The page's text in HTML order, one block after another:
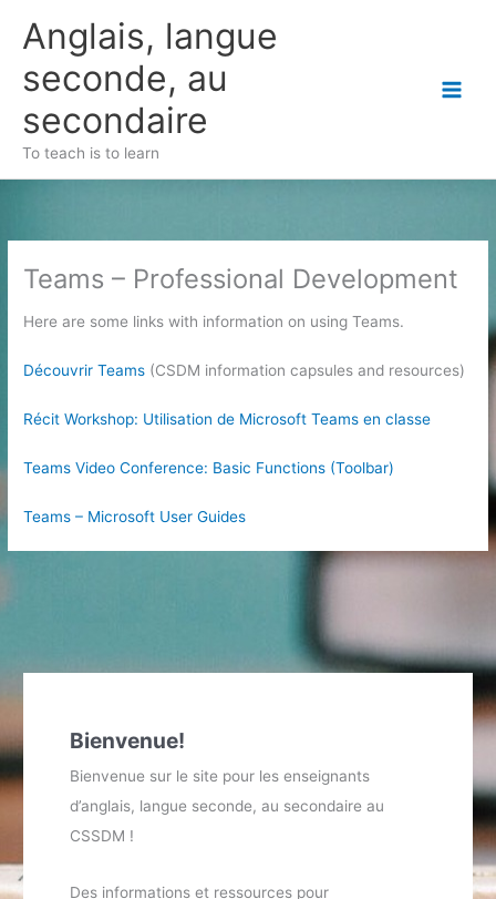
Anglais, langue
seconde, au
secondaire
To teach is to learn
Teams – Professional Development
Here are some links with information on using Teams.
Découvrir Teams (CSDM information capsules and resources)
Récit Workshop: Utilisation de Microsoft Teams en classe
Teams Video Conference: Basic Functions (Toolbar)
Teams – Microsoft User Guides
Bienvenue!
Bienvenue sur le site pour les enseignants
d’anglais, langue seconde, au secondaire au
CSSDM !
Des informations et ressources pour